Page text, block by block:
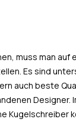
muss man auf
Es sind
auch beste
Designer.
Kugelschreiber